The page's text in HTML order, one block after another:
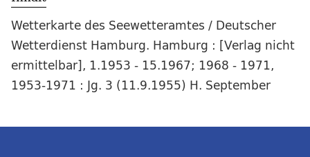
Wetterkarte des Seewetteramtes / Deutscher
Wetterdienst Hamburg. Hamburg : [Verlag nicht
ermittelbar], 1.1953 - 15.1967; 1968 - 1971,
1953-1971 : Jg. 3 (11.9.1955) H. September